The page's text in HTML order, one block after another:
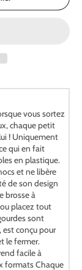
vous sortez
chaque petit
! Uniquement
qui en fait
en plastique.
et ne libère
de son design
brosse à
placez tout
sont
conçu pour
le fermer.
facile à
formats Chaque